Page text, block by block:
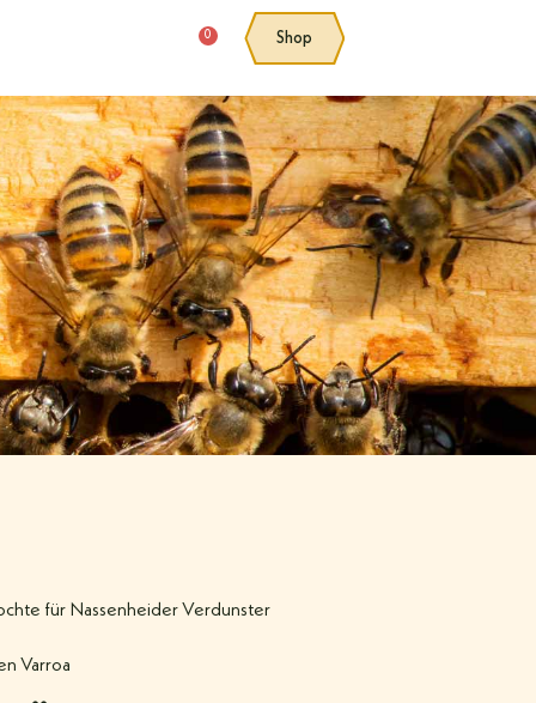
0 Shop
für Nassenheider Verdunster
Varroa